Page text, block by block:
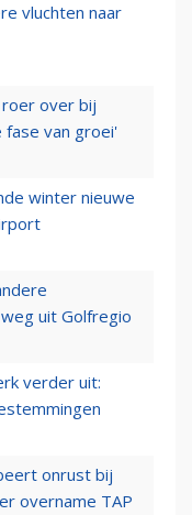
vluchten naar
over bij
fase van groei'
winter nieuwe
uit Golfregio
verder uit:
onrust bij
overname TAP